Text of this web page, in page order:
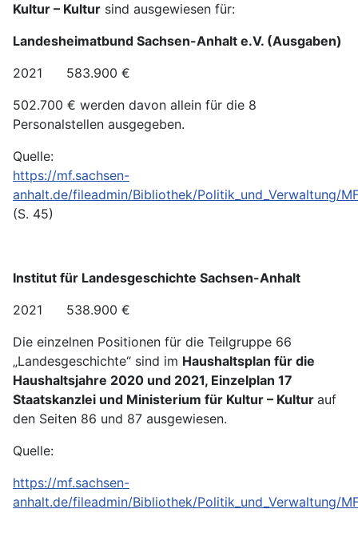
Kultur – Kultur sind ausgewiesen für:
Landesheimatbund Sachsen-Anhalt e.V. (Ausgaben)
2021 583.900 €
502.700 € werden davon allein für die 8
Personalstellen ausgegeben.
Quelle:
https://mf.sachsen-
anhalt.de/fileadmin/Bibliothek/Politik_und_Verwaltung/
(S. 45)
Institut für Landesgeschichte Sachsen-Anhalt
2021 538.900 €
Die einzelnen Positionen für die Teilgruppe 66
„Landesgeschichte“ sind im Haushaltsplan für die
Haushaltsjahre 2020 und 2021, Einzelplan 17
Staatskanzlei und Ministerium für Kultur – Kultur auf
den Seiten 86 und 87 ausgewiesen.
Quelle:
https://mf.sachsen-
anhalt.de/fileadmin/Bibliothek/Politik_und_Verwaltung/